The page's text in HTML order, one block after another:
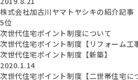
株式会社加古川ヤマトヤシキの紹介記事
5位
次世代住宅ポイント制度について
次世代住宅ポイント制度【リフォーム工
次世代住宅ポイント制度【新築】
2020.1.14
次世代住宅ポイント制度【二世帯住宅に